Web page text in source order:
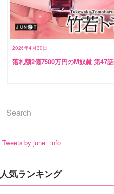
2026年4月30日
落札額2億7500万円のM奴隷 第47話
Tweets by junet_info
人気ランキング